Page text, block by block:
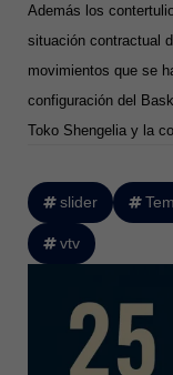
Además los
situación contractual
movimientos que se
configuración del
Toko Shengelia y la
slider
vtv